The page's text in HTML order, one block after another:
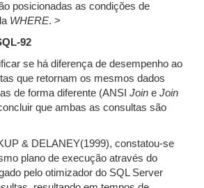
posicionadas as condições de
WHERE. >
92
se há diferença de desempenho ao
que retornam os mesmos dados
de forma diferente (ANSI Join e Join
que ambas as consultas são
& DELANEY(1999), constatou-se
plano de execução através do
pelo otimizador do SQL Server